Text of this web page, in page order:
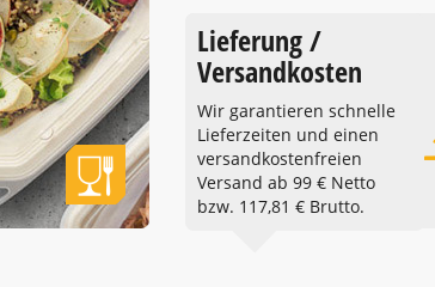
Lieferung /
Versandkosten
Wir garantieren schnelle
Lieferzeiten und einen
versandkostenfreien
Versand ab 99 € Netto
bzw. 117,81 € Brutto.